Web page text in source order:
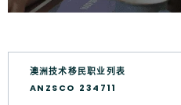
澳洲技术移民职业列表
ANZSCO 234711